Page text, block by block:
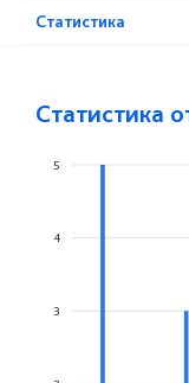
Статистика
Статистика
5
4
3